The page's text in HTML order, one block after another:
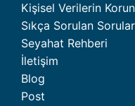
Kişisel Verilerin
Sıkça Sorulan Sorular
Seyahat Rehberi
İletişim
Blog
Post